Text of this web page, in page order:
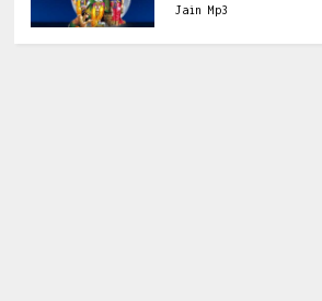
Song Original Mp3